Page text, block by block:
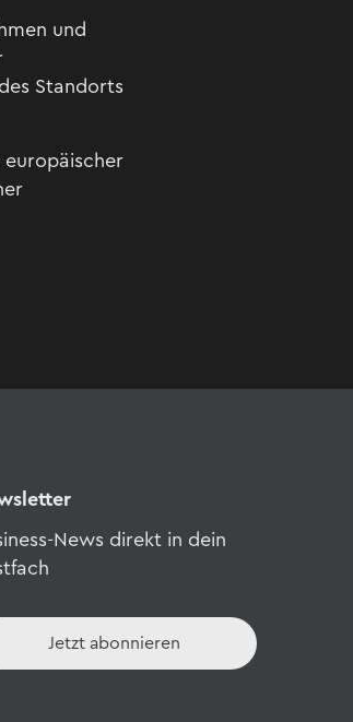
und
Standorts
europäischer
News direkt in dein
Jetzt abonnieren